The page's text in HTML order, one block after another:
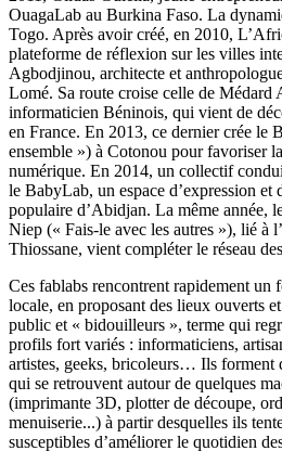
OuagaLab au Burkina Faso. La
Togo. Après avoir créé, en 2010,
plateforme de réflexion sur les villes
Agbodjinou, architecte et
Lomé. Sa route croise celle de Médard
informaticien Béninois, qui vient de
en France. En 2013, ce dernier crée le
ensemble ») à Cotonou pour favoriser
numérique. En 2014, un collectif
le BabyLab, un espace d’expression et
populaire d’Abidjan. La même année,
Niep (« Fais-le avec les autres »), lié à
Thiossane, vient compléter le réseau
Ces fablabs rencontrent rapidement un
locale, en proposant des lieux ouverts
public et « bidouilleurs », terme qui
profils fort variés : informaticiens,
artistes, geeks, bricoleurs… Ils forment
qui se retrouvent autour de quelques
(imprimante 3D, plotter de découpe,
menuiserie...) à partir desquelles ils
susceptibles d’améliorer le quotidien